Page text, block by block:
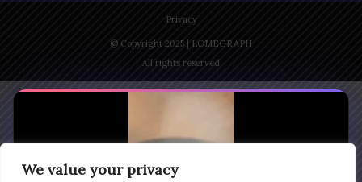
We value your privacy
Privacy
© Copyright 2025 | LOMEGRAPH
All rights reserved